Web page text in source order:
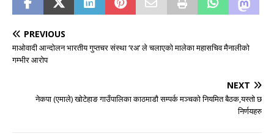
PREVIOUS
माओवादी आन्दोलन भारतीय गुप्तचर संस्था ‘रअ’ ले चलाएको मालेका महासचिव मैनालीको
गम्भीर आरोप
NEXT
नेकपा (एमाले) खोटेहाङ गाउँपालिका काठमाडौ सम्पर्क मञ्चको नियमित बैठक,यस्तो छ
निर्णयहरु